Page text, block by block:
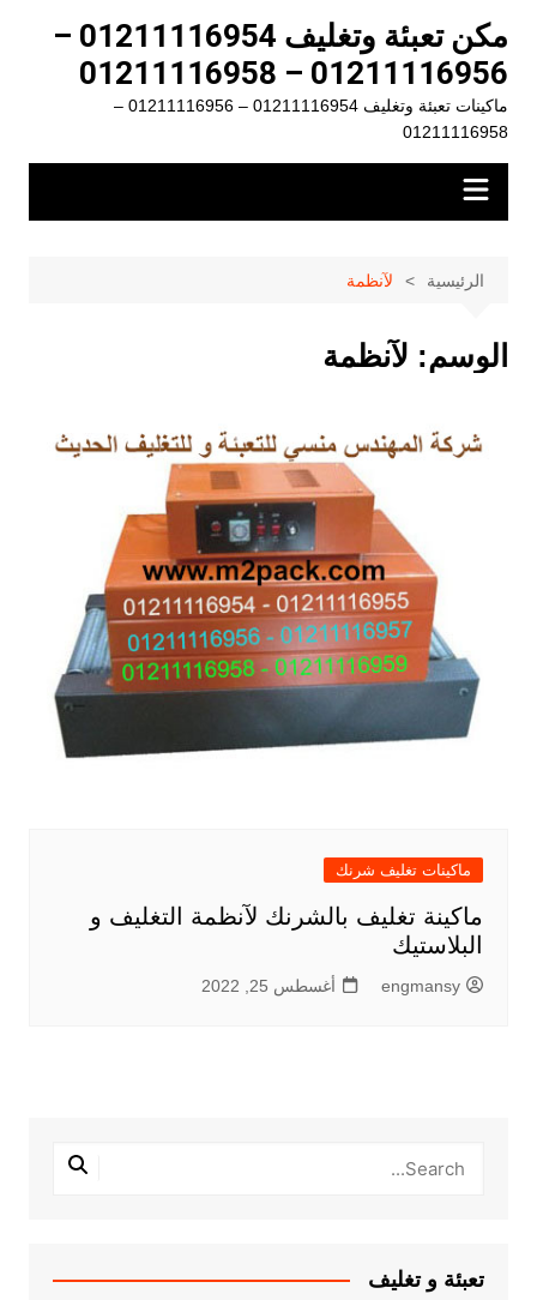
المحتوى
مكن تعبئة وتغليف 01211116954 –
01211116956 – 01211116958
ماكينات تعبئة وتغليف 01211116954 – 01211116956 –
01211116958
الرئيسية لآنظمة
الوسم: لآنظمة
ماكينات تغليف شرنك
ماكينة تغليف بالشرنك لآنظمة التغليف و
البلاستيك
engmansy أغسطس 25, 2022
تعبئة و تغليف